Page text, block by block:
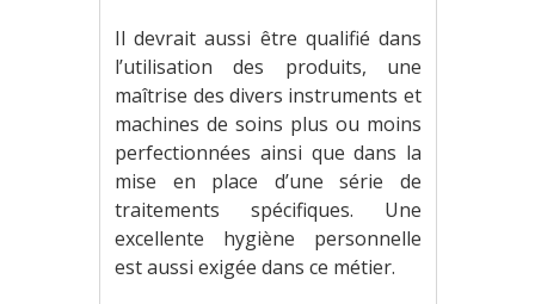
Il devrait aussi être qualifié dans
l’utilisation des produits, une
maîtrise des divers instruments et
machines de soins plus ou moins
perfectionnées ainsi que dans la
mise en place d’une série de
traitements spécifiques. Une
excellente hygiène personnelle
est aussi exigée dans ce métier.